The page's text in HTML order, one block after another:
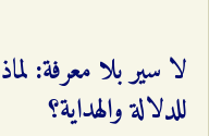
لا سير بلا معرفة:
للدلالة والهداية؟